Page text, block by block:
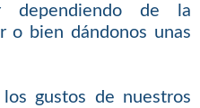
dependiendo de la
o bien dándonos unas
gustos de nuestros